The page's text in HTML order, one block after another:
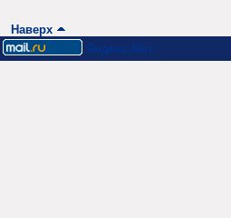
Наверх